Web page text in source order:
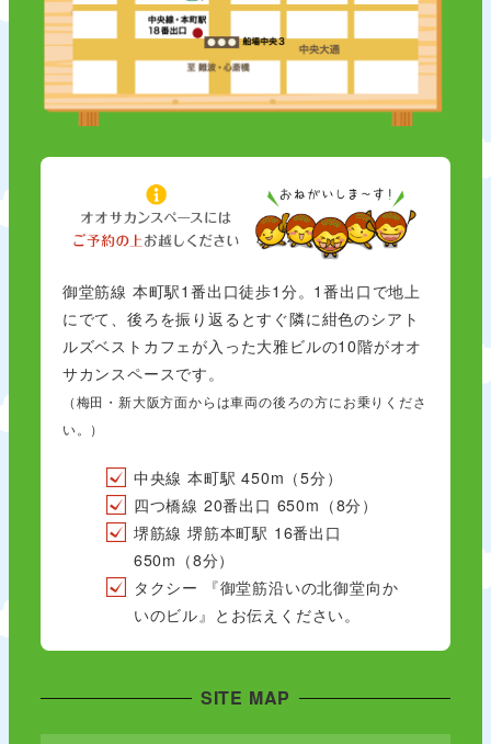
御堂筋線 本町駅1番出口徒歩1分。1番出口で地上
にでて、後ろを振り返るとすぐ隣に紺色のシアト
ルズベストカフェが入った大雅ビルの10階がオオ
サカンスペースです。
（梅田・新大阪方面からは車両の後ろの方にお乗りくださ
い。）
中央線 本町駅 450m（5分）
四つ橋線 20番出口 650m（8分）
堺筋線 堺筋本町駅 16番出口
650m（8分）
タクシー 『御堂筋沿いの北御堂向か
いのビル』とお伝えください。
SITE MAP